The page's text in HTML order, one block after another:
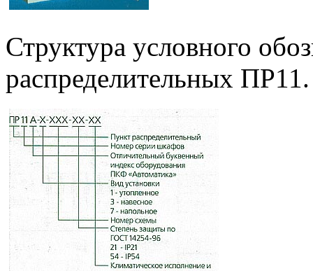
Структура условного
распределительных ПР11.